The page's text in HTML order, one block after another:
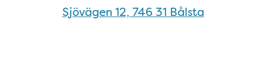
Sjövägen 12, 746 31 Bålsta